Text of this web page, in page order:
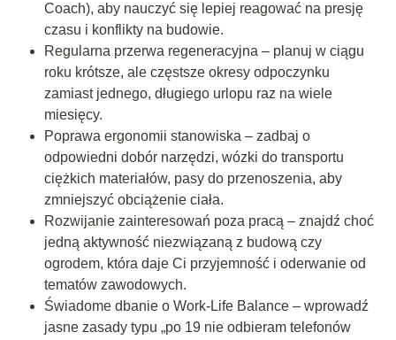
Coach), aby nauczyć się lepiej reagować na presję
czasu i konflikty na budowie.
Regularna przerwa regeneracyjna – planuj w ciągu
roku krótsze, ale częstsze okresy odpoczynku
zamiast jednego, długiego urlopu raz na wiele
miesięcy.
Poprawa ergonomii stanowiska – zadbaj o
odpowiedni dobór narzędzi, wózki do transportu
ciężkich materiałów, pasy do przenoszenia, aby
zmniejszyć obciążenie ciała.
Rozwijanie zainteresowań poza pracą – znajdź choć
jedną aktywność niezwiązaną z budową czy
ogrodem, która daje Ci przyjemność i oderwanie od
tematów zawodowych.
Świadome dbanie o Work-Life Balance – wprowadź
jasne zasady typu „po 19 nie odbieram telefonów